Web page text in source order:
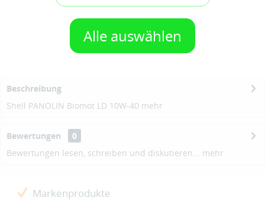
Alle auswählen
1 Gebinde IN DEN WARENKORB
Auf den Merkzettel
Beschreibung
Shell PANOLIN Biomot LD 10W-40 mehr
Bewertungen
0
Bewertungen lesen, schreiben und diskutieren... mehr
Markenprodukte